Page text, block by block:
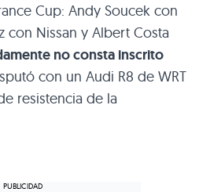
Cup: Andy Soucek con
con Nissan y Albert Costa
no consta inscrito
con un Audi R8 de WRT
resistencia de la